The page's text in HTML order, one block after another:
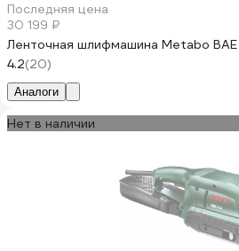
Последняя цена
30 199 ₽
Ленточная шлифмашина Metabo
4.2(20)
Аналоги
Нет в наличии